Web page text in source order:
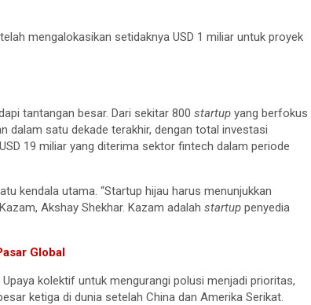
mengalokasikan setidaknya USD 1 miliar untuk proyek
tantangan besar. Dari sekitar 800 startup yang berfokus
dalam satu dekade terakhir, dengan total investasi
19 miliar yang diterima sektor fintech dalam periode
kendala utama. “Startup hijau harus menunjukkan
Akshay Shekhar. Kazam adalah startup penyedia
Global
kolektif untuk mengurangi polusi menjadi prioritas,
ketiga di dunia setelah China dan Amerika Serikat.